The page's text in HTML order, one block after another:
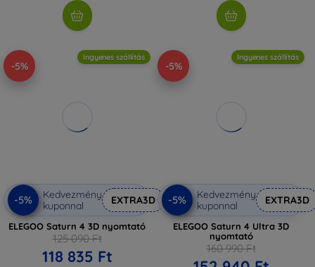
-5%
Ingyenes szállítás
-5%
Kedvezmény
kuponnal
EXTRA3D
ELEGOO Saturn 4 3D nyomtató
125 090 Ft
118 835 Ft
-5%
Ingyenes szállítás
-5%
Kedvezmény
kuponnal
EXTRA3D
ELEGOO Saturn 4 Ultra 3D
nyomtató
160 990 Ft